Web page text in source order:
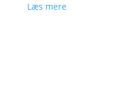
Læs mere